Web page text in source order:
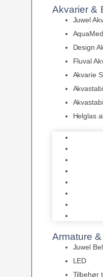
Akvarier &
Juwel
Design
Fluval
Akvarie
Helglas
Armature
Juwel
LED
Tilbehør